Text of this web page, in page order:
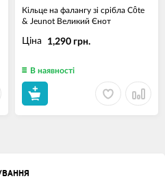
Кільце на фалангу зі срібла Côte
& Jeunot Великий Єнот
Ціна 1,290 грн.
В наявності